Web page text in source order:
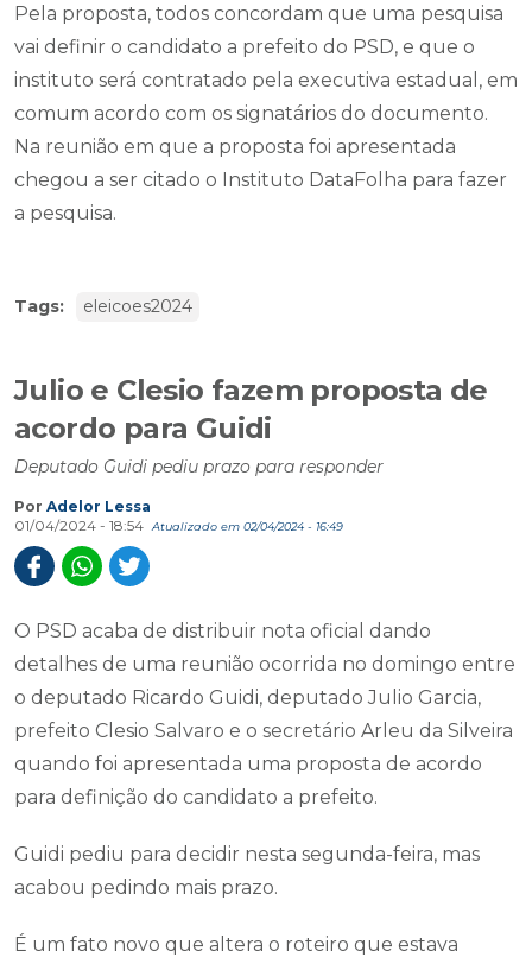
Pela proposta, todos concordam que uma pesquisa
vai definir o candidato a prefeito do PSD, e que o
instituto será contratado pela executiva estadual, em
comum acordo com os signatários do documento.
Na reunião em que a proposta foi apresentada
chegou a ser citado o Instituto DataFolha para fazer
a pesquisa.
Tags: eleicoes2024
Julio e Clesio fazem proposta de
acordo para Guidi
Deputado Guidi pediu prazo para responder
Por Adelor Lessa
01/04/2024 - 18:54
Atualizado em 02/04/2024 - 16:49
O PSD acaba de distribuir nota oficial dando
detalhes de uma reunião ocorrida no domingo entre
o deputado Ricardo Guidi, deputado Julio Garcia,
prefeito Clesio Salvaro e o secretário Arleu da Silveira
quando foi apresentada uma proposta de acordo
para definição do candidato a prefeito.
Guidi pediu para decidir nesta segunda-feira, mas
acabou pedindo mais prazo.
É um fato novo que altera o roteiro que estava